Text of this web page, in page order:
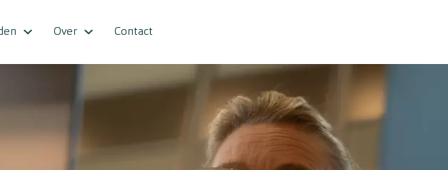
Over Contact